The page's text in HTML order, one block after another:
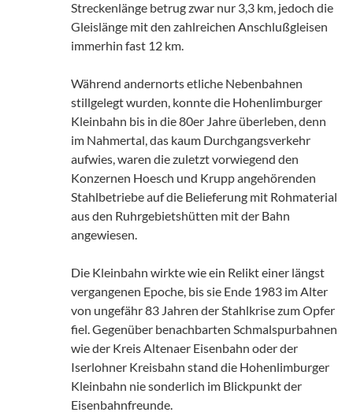
Streckenlänge betrug zwar nur 3,3 km, jedoch die
Gleislänge mit den zahlreichen Anschlußgleisen
immerhin fast 12 km.
Während andernorts etliche Nebenbahnen
stillgelegt wurden, konnte die Hohenlimburger
Kleinbahn bis in die 80er Jahre überleben, denn
im Nahmertal, das kaum Durchgangsverkehr
aufwies, waren die zuletzt vorwiegend den
Konzernen Hoesch und Krupp angehörenden
Stahlbetriebe auf die Belieferung mit Rohmaterial
aus den Ruhrgebietshütten mit der Bahn
angewiesen.
Die Kleinbahn wirkte wie ein Relikt einer längst
vergangenen Epoche, bis sie Ende 1983 im Alter
von ungefähr 83 Jahren der Stahlkrise zum Opfer
fiel. Gegenüber benachbarten Schmalspurbahnen
wie der Kreis Altenaer Eisenbahn oder der
Iserlohner Kreisbahn stand die Hohenlimburger
Kleinbahn nie sonderlich im Blickpunkt der
Eisenbahnfreunde.